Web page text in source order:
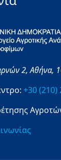
2,Αθήνα,
+30 (210)